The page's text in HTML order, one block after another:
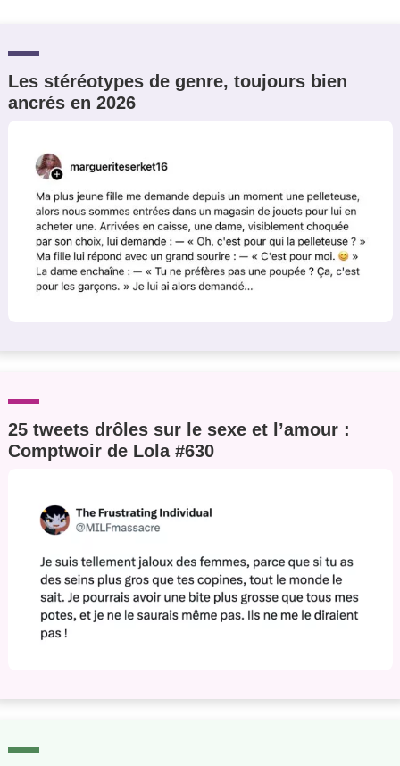
Les stéréotypes de genre, toujours bien
ancrés en 2026
25 tweets drôles sur le sexe et l’amour :
Comptwoir de Lola #630